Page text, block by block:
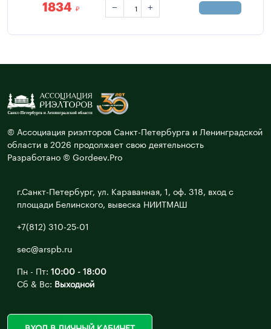
1834 − +
© Ассоциация риэлторов Санкт-Петербурга и Ленинградской
области в 2026 продолжает свою деятельность
Разработано © Gordeev.Pro
г.Санкт-Петербург, ул. Караванная, 1, оф. 318, вход с
площади Белинского, вывеска НИИТМАШ
+7(812) 310-25-01
sec@arspb.ru
Пн - Пт: 10:00 - 18:00
Сб & Вс: Выходной